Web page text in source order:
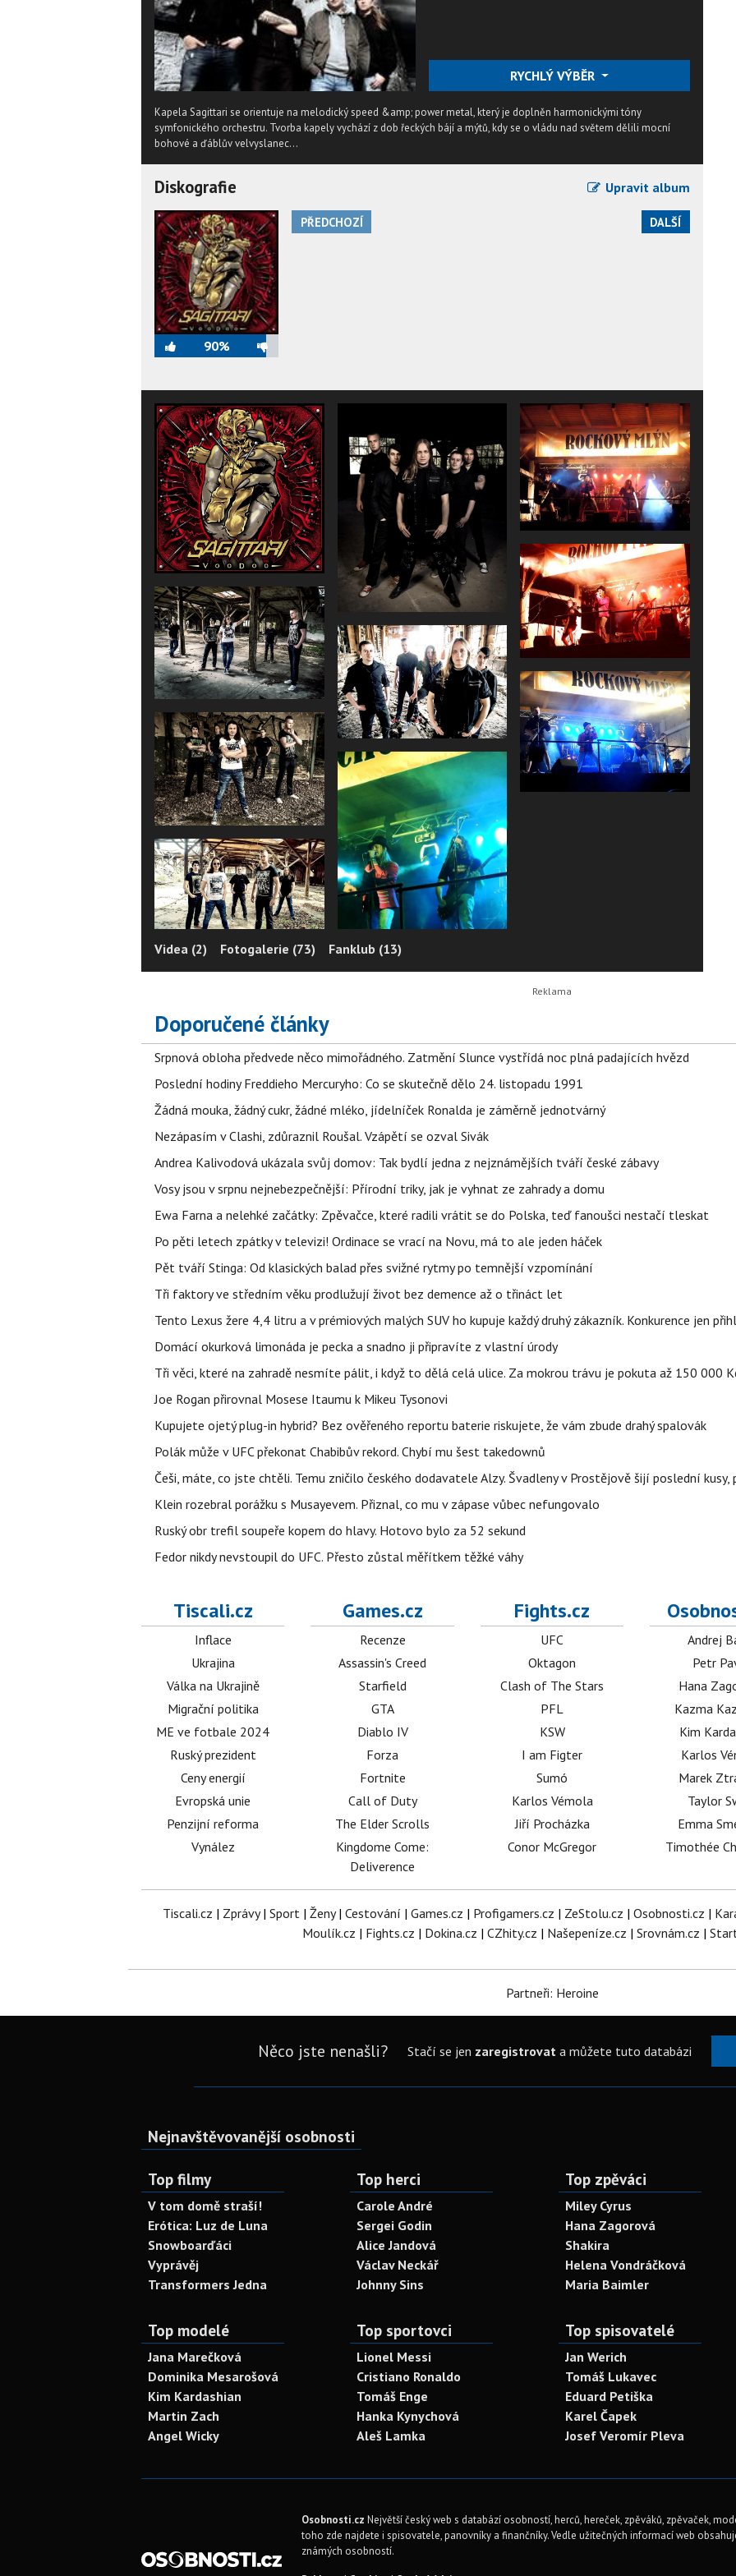
RYCHLÝ VÝBĚR
Kapela Sagittari se orientuje na melodický speed &amp; power metal, který je doplněn harmonickými tóny
symfonického orchestru. Tvorba kapely vychází z dob řeckých bájí a mýtů, kdy se o vládu nad světem dělili mocní
bohové a ďáblův velvyslanec...
Diskografie Upravit album
90%
PŘEDCHOZÍ DALŠÍ
Videa (2) Fotogalerie (73) Fanklub (13)
Doporučené články
Srpnová obloha předvede něco mimořádného. Zatmění Slunce vystřídá noc plná padajících hvězd
Poslední hodiny Freddieho Mercuryho: Co se skutečně dělo 24. listopadu 1991
Žádná mouka, žádný cukr, žádné mléko, jídelníček Ronalda je záměrně jednotvárný
Nezápasím v Clashi, zdůraznil Roušal. Vzápětí se ozval Sivák
Andrea Kalivodová ukázala svůj domov: Tak bydlí jedna z nejznámějších tváří české zábavy
Vosy jsou v srpnu nejnebezpečnější: Přírodní triky, jak je vyhnat ze zahrady a domu
Ewa Farna a nelehké začátky: Zpěvačce, které radili vrátit se do Polska, teď fanoušci nestačí tleskat
Po pěti letech zpátky v televizi! Ordinace se vrací na Novu, má to ale jeden háček
Pět tváří Stinga: Od klasických balad přes svižné rytmy po temnější vzpomínání
Tři faktory ve středním věku prodlužují život bez demence až o třináct let
Tento Lexus žere 4,4 litru a v prémiových malých SUV ho kupuje každý druhý zákazník. Konkurence jen
Domácí okurková limonáda je pecka a snadno ji připravíte z vlastní úrody
Tři věci, které na zahradě nesmíte pálit, i když to dělá celá ulice. Za mokrou trávu je pokuta až 150 000
Joe Rogan přirovnal Mosese Itaumu k Mikeu Tysonovi
Kupujete ojetý plug-in hybrid? Bez ověřeného reportu baterie riskujete, že vám zbude drahý spalovák
Polák může v UFC překonat Chabibův rekord. Chybí mu šest takedownů
Češi, máte, co jste chtěli. Temu zničilo českého dodavatele Alzy. Švadleny v Prostějově šijí poslední kusy,
Klein rozebral porážku s Musayevem. Přiznal, co mu v zápase vůbec nefungovalo
Ruský obr trefil soupeře kopem do hlavy. Hotovo bylo za 52 sekund
Fedor nikdy nevstoupil do UFC. Přesto zůstal měřítkem těžké váhy
Tiscali.cz
Inflace
Ukrajina
Válka na Ukrajině
Migrační politika
ME ve fotbale 2024
Ruský prezident
Ceny energií
Evropská unie
Penzijní reforma
Vynález
Games.cz
Recenze
Assassin's Creed
Starfield
GTA
Diablo IV
Forza
Fortnite
Call of Duty
The Elder Scrolls
Kingdome Come:
Deliverence
Fights.cz
UFC
Oktagon
Clash of The Stars
PFL
KSW
I am Figter
Sumó
Karlos Vémola
Jiří Procházka
Conor McGregor
Andrej
Petr
Hana
Kazma
Kim
Karlos
Marek
Taylor
Emma
Timothée
Tiscali.cz | Zprávy| Sport| Ženy| Cestování | Games.cz | Profigamers.cz | ZeStolu.cz | Osobnosti.cz |
Moulík.cz | Fights.cz | Dokina.cz | CZhity.cz | Našepeníze.cz | Srovnám.cz |
Partneři: Heroine
Něco jste nenašli? Stačí se jen zaregistrovata můžete tuto databázi
Nejnavštěvovanější osobnosti
Top filmy
V tom domě straší!
Erótica: Luz de Luna
Snowboarďáci
Vyprávěj
Transformers Jedna
Top herci
Carole André
Sergei Godin
Alice Jandová
Václav Neckář
Johnny Sins
Top zpěváci
Miley Cyrus
Hana Zagorová
Shakira
Helena Vondráčková
Maria Baimler
Top modelé
Jana Marečková
Dominika Mesarošová
Kim Kardashian
Martin Zach
Angel Wicky
Top sportovci
Lionel Messi
Cristiano Ronaldo
Tomáš Enge
Hanka Kynychová
Aleš Lamka
Top spisovatelé
Jan Werich
Tomáš Lukavec
Eduard Petiška
Karel Čapek
Josef Veromír Pleva
Osobnosti.cz Největší český web s databází osobností, herců, hereček, zpěváků, zpěvaček,
toho zde najdete i spisovatele, panovníky a finančníky. Vedle užitečných informací web
známých osobností.